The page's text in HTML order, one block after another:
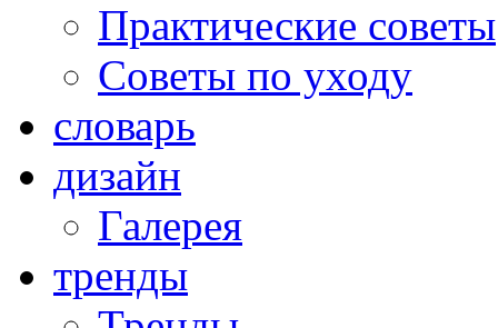
Практические советы
Советы по уходу
словарь
дизайн
Галерея
тренды